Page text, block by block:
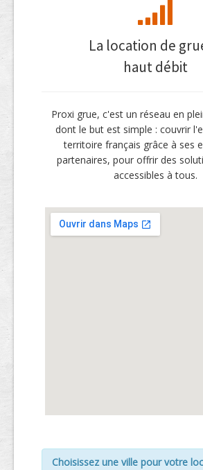
La location de
haut débit
Proxi grue, c'est un réseau en
dont le but est simple : couvrir
territoire français grâce à ses
partenaires, pour offrir des
accessibles à tous.
Choisissez une ville pour votre